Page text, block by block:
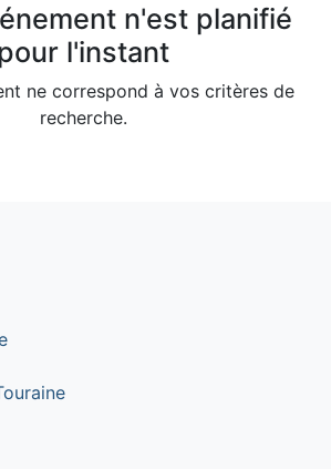
n'est planifié
l'instant
ne correspond à vos critères de
recherche.